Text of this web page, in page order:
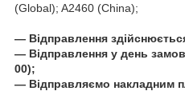
(Global); A2460 (China);
― Відправлення
― Відправлення у день
00);
― Відправляємо накладним